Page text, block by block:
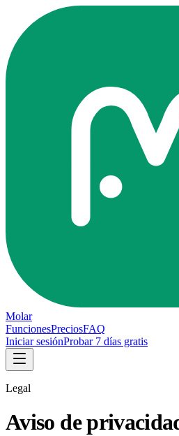
Molar
FuncionesPreciosFAQ
Iniciar sesiónProbar 7 días gratis
Legal
Aviso de